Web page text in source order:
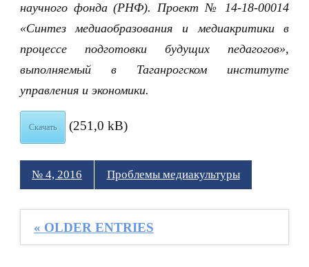
научного фонда (РНФ). Проект № 14-18-00014
«Синтез медиаобразования и медиакритики в
процессе подготовки будущих педагогов»,
выполняемый в Таганрогском институте
управления и экономики.
Скачать (251,0 kB)
№ 4, 2016 Проблемы медиакультуры
« OLDER ENTRIES